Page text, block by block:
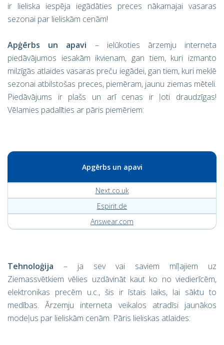
ir lieliska iespēja iegādāties preces nākamajai vasaras
sezonai par lieliskām cenām!
Apģērbs un apavi – ielūkoties ārzemju interneta
piedāvājumos iesakām ikvienam, gan tiem, kuri izmanto
milzīgās atlaides vasaras preču iegādei, gan tiem, kuri meklē
sezonai atbilstošas preces, piemēram, jaunu ziemas mēteli.
Piedāvājums ir plašs un arī cenas ir ļoti draudzīgas!
Vēlamies padalīties ar pāris piemēriem:
Apgērbs un apavi
Next.co.uk
Espirit.de
Answear.com
Tehnoloģija – ja sev vai saviem mīļajiem uz
Ziemassvētkiem vēlies uzdāvināt kaut ko no viedierīcēm,
elektronikas precēm u.c., šis ir īstais laiks, lai sāktu to
medības. Ārzemju interneta veikalos atradīsi jaunākos
modeļus par lieliskām cenām. Pāris lieliskas atlaides: